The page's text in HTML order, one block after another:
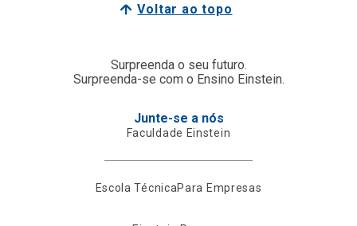
Voltar ao topo
Surpreenda o seu futuro.
Surpreenda-se com o Ensino Einstein.
Junte-se a nós
Faculdade Einstein
Escola TécnicaPara Empresas